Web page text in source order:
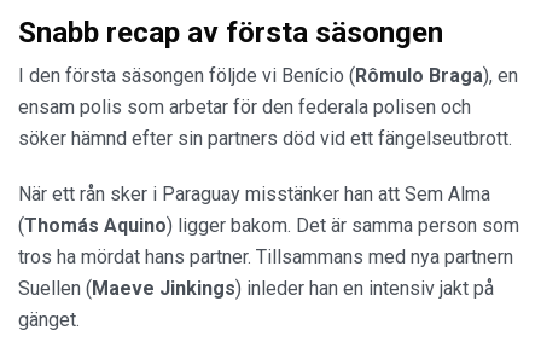
Snabb recap av första säsongen
I den första säsongen följde vi Benício (Rômulo Braga), en
ensam polis som arbetar för den federala polisen och
söker hämnd efter sin partners död vid ett fängelseutbrott.
När ett rån sker i Paraguay misstänker han att Sem Alma
(Thomás Aquino) ligger bakom. Det är samma person som
tros ha mördat hans partner. Tillsammans med nya partnern
Suellen (Maeve Jinkings) inleder han en intensiv jakt på
gänget.